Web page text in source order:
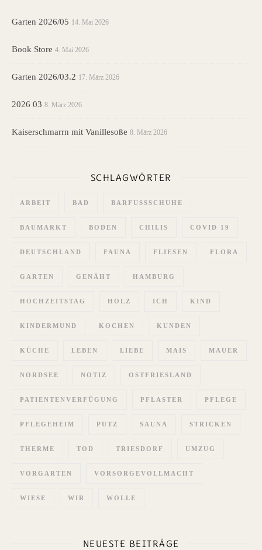
Garten 2026/05 14. Mai 2026
Book Store 4. Mai 2026
Garten 2026/03.2 17. März 2026
2026 03 8. März 2026
Kaiserschmarrn mit Vanillesoße 8. März 2026
SCHLAGWÖRTER
ARBEIT BAD BARFUSSSCHUHE
BAUMARKT BODEN CHILIS COVID 19
DEUTSCHLAND FAUNA FLIESEN FLORA
GARTEN GENÄHT HAMBURG
HOCHZEITSTAG HOLZ ICH KIND
KINDERMUND KOCHEN KUNDEN
KÜCHE LEBEN LIEBE MAIS MAUER
NORDSEE NOTIZ OSTFRIESLAND
PATIENTENVERFÜGUNG PFLASTER PFLEGE
PFLEGEHEIM PUTZ SAUNA STRICKEN
THERME TOD TRIESDORF UMZUG
VORGARTEN VORSORGEVOLLMACHT
WIESE WIR WOLLE
NEUESTE BEITRÄGE